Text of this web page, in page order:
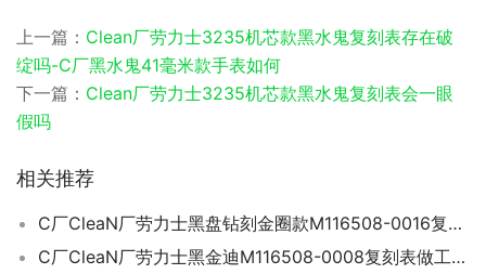
上一篇： Clean厂劳力士3235机芯款黑水鬼复刻表存在破
绽吗-C厂黑水鬼41毫米款手表如何
下一篇： Clean厂劳力士3235机芯款黑水鬼复刻表会一眼
假吗
相关推荐
C厂CleaN厂劳力士黑盘钻刻金圈款M116508-0016复刻表会不会一眼假-C厂迪通拿
C厂CleaN厂劳力士黑金迪M116508-0008复刻表做工细节如何-C厂手表怎样